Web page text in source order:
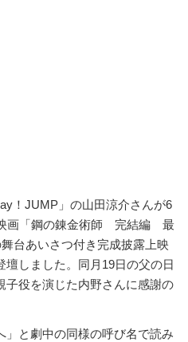
！JUMP」の山田涼介さんが6
画「鋼の錬金術師 完結編 最
台あいさつ付き完成披露上映
しました。同月19日の父の日
子役を演じた内野さんに感謝の
と劇中の同様の呼び名で読み